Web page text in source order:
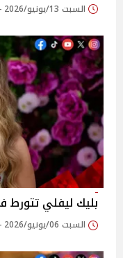
السبت 13/يونيو/2026 - 02:27 م
بليك ليفلي
السبت 06/يونيو/2026 - 03:14 م